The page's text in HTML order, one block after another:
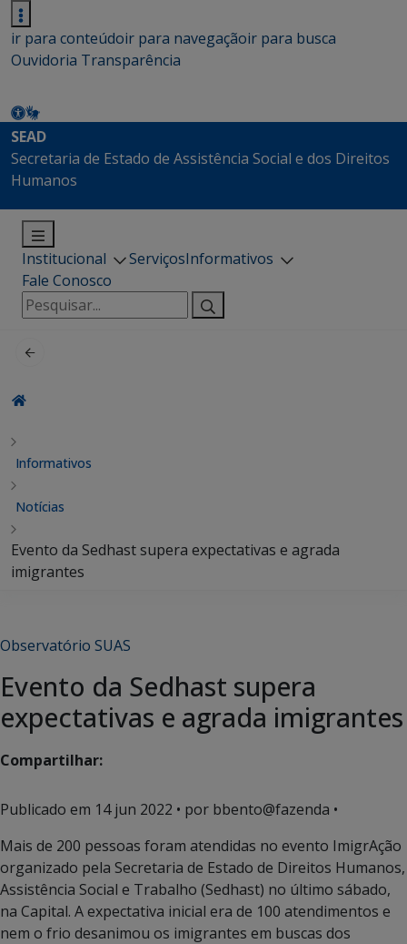
ir para conteúdoir para navegaçãoir para busca
Ouvidoria Transparência
SEAD
Secretaria de Estado de Assistência Social e dos Direitos
Humanos
Institucional ServiçosInformativos
Fale Conosco
Pesquisar
por:
Informativos
Notícias
Evento da Sedhast supera expectativas e agrada
imigrantes
Observatório SUAS
Evento da Sedhast supera
expectativas e agrada imigrantes
Compartilhar:
Publicado em 14 jun 2022 • por bbento@fazenda •
Mais de 200 pessoas foram atendidas no evento ImigrAção
organizado pela Secretaria de Estado de Direitos Humanos,
Assistência Social e Trabalho (Sedhast) no último sábado,
na Capital. A expectativa inicial era de 100 atendimentos e
nem o frio desanimou os imigrantes em buscas dos